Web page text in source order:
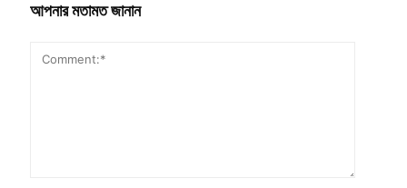
আপনার মতামত জানান